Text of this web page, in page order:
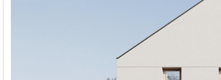
Il nostro showroom dove è
possibile vedere le nostre pompe di